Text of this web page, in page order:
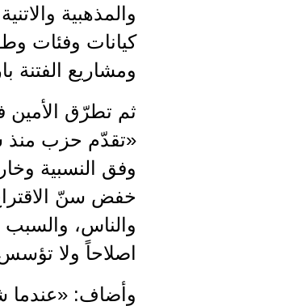
والمذهبية
كيانات وفئات
ومشاريع الفتنة
ثم تطرّق الأمين
«تقدّم حزب منذ
وفق النسبية
والناس، والسبب
اصلاحاً ولا تؤسس
وأضاف: «عندما